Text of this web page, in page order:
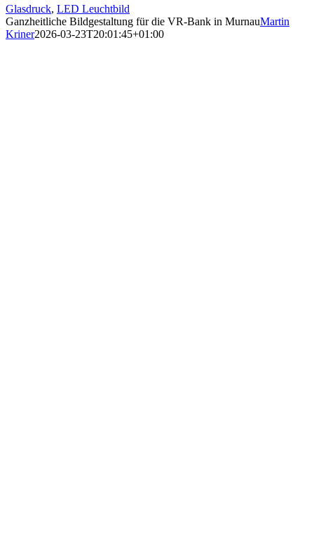
Glasdruck, LED Leuchtbild
Ganzheitliche Bildgestaltung für die VR-Bank in MurnauMartin
Kriner2026-03-23T20:01:45+01:00